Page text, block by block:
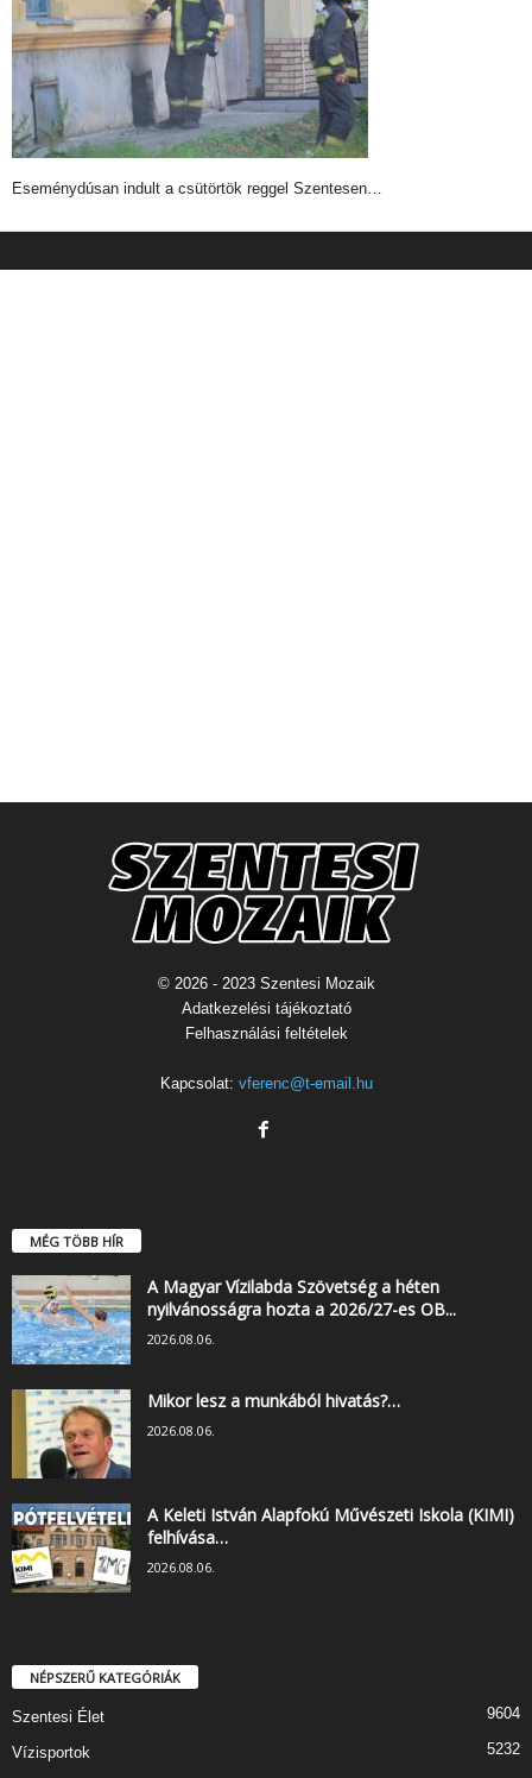
Eseménydúsan indult a csütörtök reggel Szentesen…
© 2026 - 2023 Szentesi Mozaik
Adatkezelési tájékoztató
Felhasználási feltételek
Kapcsolat: vferenc@t-email.hu
MÉG TÖBB HÍR
A Magyar Vízilabda Szövetség a héten
nyilvánosságra hozta a 2026/27-es OB...
2026.08.06.
Mikor lesz a munkából hivatás?…
2026.08.06.
A Keleti István Alapfokú Művészeti Iskola (KIMI)
felhívása…
2026.08.06.
NÉPSZERŰ KATEGÓRIÁK
Szentesi Élet 9604
Vízisportok
5232